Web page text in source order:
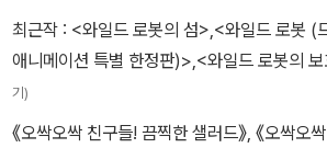
최근작 : <와일드 로봇의 섬>,<와일드 로봇 (
애니메이션 특별 한정판)>,<와일드 로봇의
기)
《오싹오싹 친구들! 끔찍한 샐러드》, 《오싹오